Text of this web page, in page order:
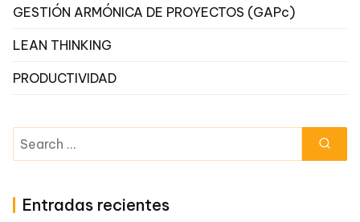
GESTIÓN ARMÓNICA DE PROYECTOS (GAPc)
LEAN THINKING
PRODUCTIVIDAD
Search
Entradas recientes